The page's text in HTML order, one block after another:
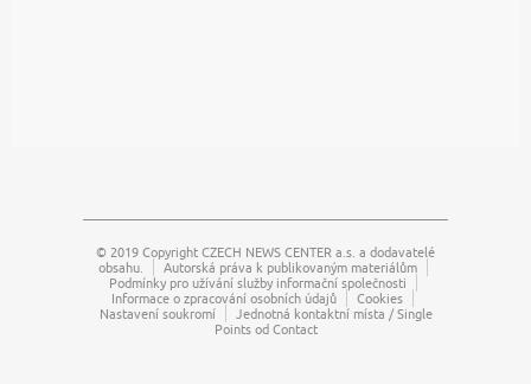
© 2019 Copyright CZECH NEWS CENTER a.s. a dodavatelé
obsahu.
Autorská práva k publikovaným materiálům
Podmínky pro užívání služby informační společnosti
Informace o zpracování osobních údajů
Cookies
Nastavení soukromí
Jednotná kontaktní místa / Single
Points od Contact